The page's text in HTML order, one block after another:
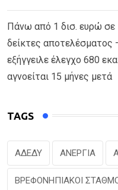
Πάνω από 1 δισ. ευρώ σε
δείκτες αποτελέσματος
εξήγγειλε έλεγχο 680
αγνοείται 15 μήνες μετά
TAGS
ΑΔΕΔΥ ΑΝΕΡΓΙΑ
ΒΡΕΦΟΝΗΠΙΑΚΟΙ